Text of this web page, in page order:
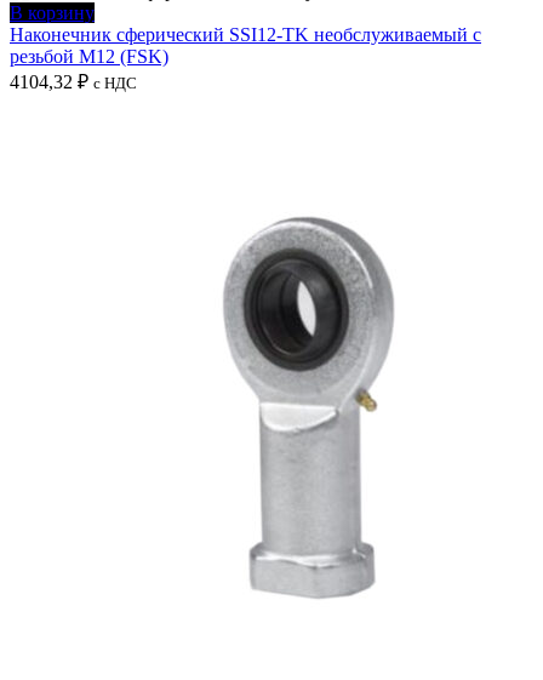
В корзину
Наконечник сферический SSI12-TK необслуживаемый с
резьбой M12 (FSK)
4104,32 ₽ с НДС